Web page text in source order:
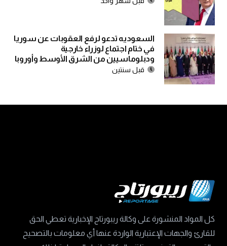
السعوديه تدعو لرفع العقوبات عن سوريا
في ختام اجتماع لوزراء خارجية
ودبلوماسيين من الشرق الأوسط وأوروبا
قبل سنتين
كل المواد المنشورة على وكالة ريبورتاج الإخبارية تعطي الحق
للقارئ والجهات الإعتبارية الواردة عنها أي معلومات بالتصحيح